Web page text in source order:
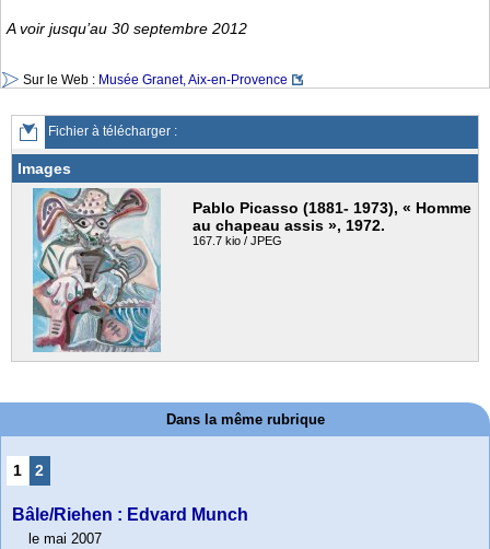
A voir jusqu’au 30 septembre 2012
Sur le Web : Musée Granet, Aix-en-Provence
Fichier à télécharger :
Images
Pablo Picasso (1881- 1973), « Homme
au chapeau assis », 1972.
167.7 kio / JPEG
Dans la même rubrique
1 2
Bâle/Riehen : Edvard Munch
le mai 2007